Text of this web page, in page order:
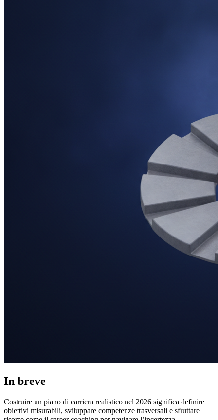
In breve
Costruire un piano di carriera realistico nel 2026 significa definire
obiettivi misurabili, sviluppare competenze trasversali e sfruttare